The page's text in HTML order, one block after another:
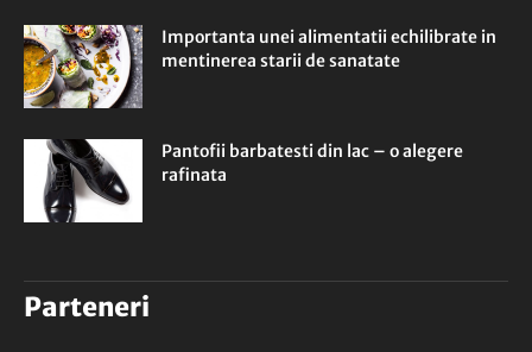
Importanta unei alimentatii echilibrate in
mentinerea starii de sanatate
Pantofii barbatesti din lac – o alegere
rafinata
Parteneri